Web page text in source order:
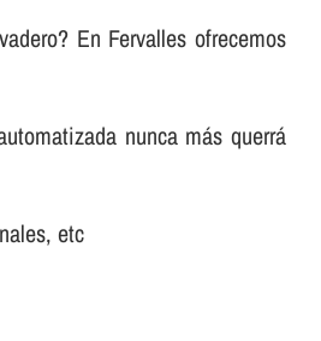
En Fervalles ofrecemos
nunca más querrá
etc